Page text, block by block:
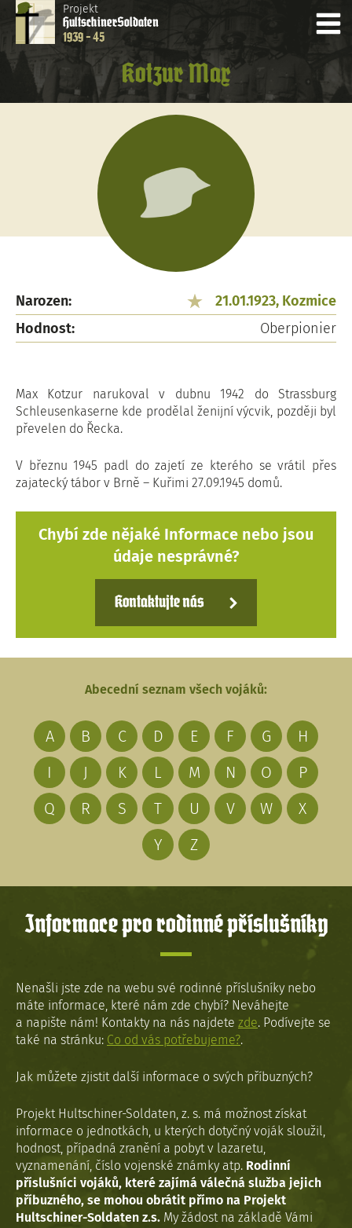
Projekt
HultschinerSoldaten
1939 - 45
Kotzur Max
Narozen:
21.01.1923, Kozmice
Hodnost:
Oberpionier
Max Kotzur narukoval v dubnu 1942 do Strassburg
Schleusenkaserne kde prodělal ženijní výcvik, později byl
převelen do Řecka.
V březnu 1945 padl do zajetí ze kterého se vrátil přes
zajatecký tábor v Brně – Kuřimi 27.09.1945 domů.
Chybí zde nějaké Informace nebo jsou
údaje nesprávné?
Kontaktujte nás
Abecední seznam všech vojáků:
A B C D E F G
H
I
J K L M N O
P
Q
R S T U V W
X
Y
Z
Informace pro rodinné příslušníky
Nenašli jste zde na webu své rodinné příslušníky nebo
máte informace, které nám zde chybí? Neváhejte
a napište nám! Kontakty na nás najdete zde. Podívejte se
také na stránku: Co od vás potřebujeme?.
Jak můžete zjistit další informace o svých příbuzných?
Projekt Hultschiner-Soldaten, z. s. má možnost získat
informace o jednotkách, u kterých dotyčný voják sloužil,
hodnost, případná zranění a pobyt v lazaretu,
vyznamenání, číslo vojenské známky atp. Rodinní
příslušníci vojáků, které zajímá válečná služba jejich
příbuzného, se mohou obrátit přímo na Projekt
Hultschiner-Soldaten z.s. My žádost na základě Vámi